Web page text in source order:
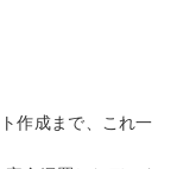
作成まで、これ一